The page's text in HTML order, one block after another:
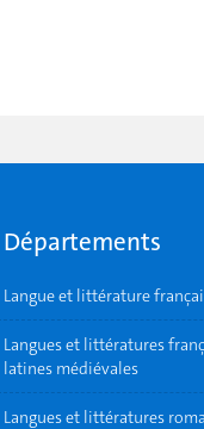
Départements
Langue et littérature
Langues et littératures
latines médiévales
Langues et littératures